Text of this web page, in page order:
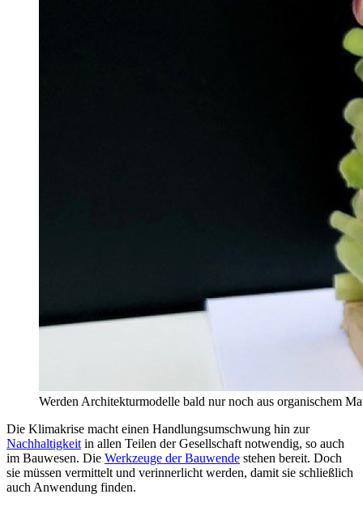
Werden Architekturmodelle bald nur noch aus organischem
Die Klimakrise macht einen Handlungsumschwung hin zur
Nachhaltigkeit in allen Teilen der Gesellschaft notwendig, so auch
im Bauwesen. Die Werkzeuge der Bauwende stehen bereit. Doch
sie müssen vermittelt und verinnerlicht werden, damit sie schließlich
auch Anwendung finden.